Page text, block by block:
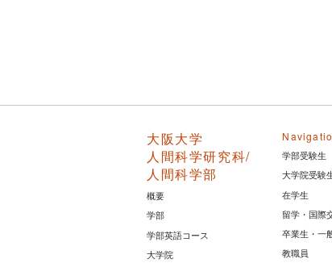
大阪大学
人間科学研究科/
人間科学部
概要
学部
学部英語コース
大学院
学部受験生
大学院受験
在学生
留学・国際
卒業生・一
教職員